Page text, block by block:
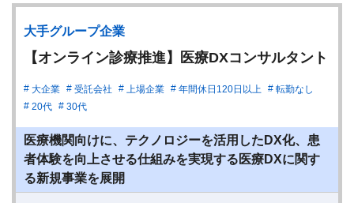
大手グループ企業
【オンライン診療推進】医療DXコンサルタント
大企業 受託会社 上場企業 年間休日120日以上
転勤なし
20代
30代
医療機関向けに、テクノロジーを活用したDX化、患
者体験を向上させる仕組みを実現する医療DXに関す
る新規事業を展開